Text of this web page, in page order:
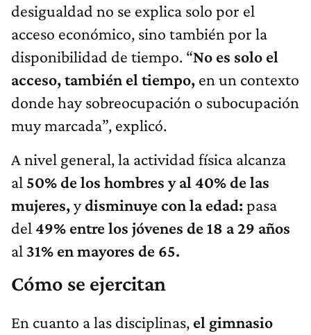
desigualdad no se explica solo por el
acceso económico, sino también por la
disponibilidad de tiempo. “No es solo el
acceso, también el tiempo, en un contexto
donde hay sobreocupación o subocupación
muy marcada”, explicó.
A nivel general, la actividad física alcanza
al 50% de los hombres y al 40% de las
mujeres,ydisminuye con la edad: pasa
del 49% entre los jóvenes de 18 a 29 años
al 31% en mayores de 65.
Cómo se ejercitan
En cuanto a las disciplinas, el gimnasio